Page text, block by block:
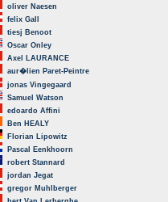
oliver Naesen
felix Gall
tiesj Benoot
Oscar Onley
Axel LAURANCE
aur�lien Paret-Peintre
jonas Vingegaard
Samuel Watson
edoardo Affini
Ben HEALY
Florian Lipowitz
Pascal Eenkhoorn
robert Stannard
jordan Jegat
gregor Muhlberger